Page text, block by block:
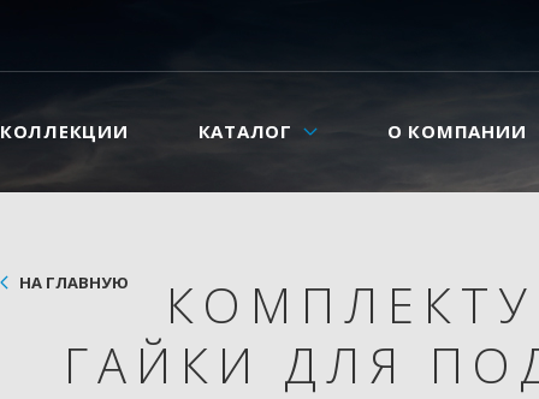
КОЛЛЕКЦИИ КАТАЛОГ О КОМПАНИИ
НА ГЛАВНУЮ
ГАЙКИ ДЛЯ